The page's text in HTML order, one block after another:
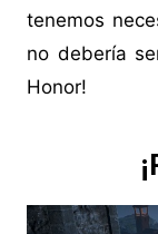
tenemos
no debería
Honor!